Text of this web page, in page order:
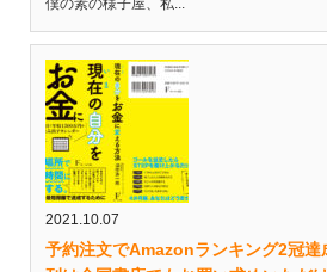
2021.10.07
予約注文でAmazonランキング2冠達